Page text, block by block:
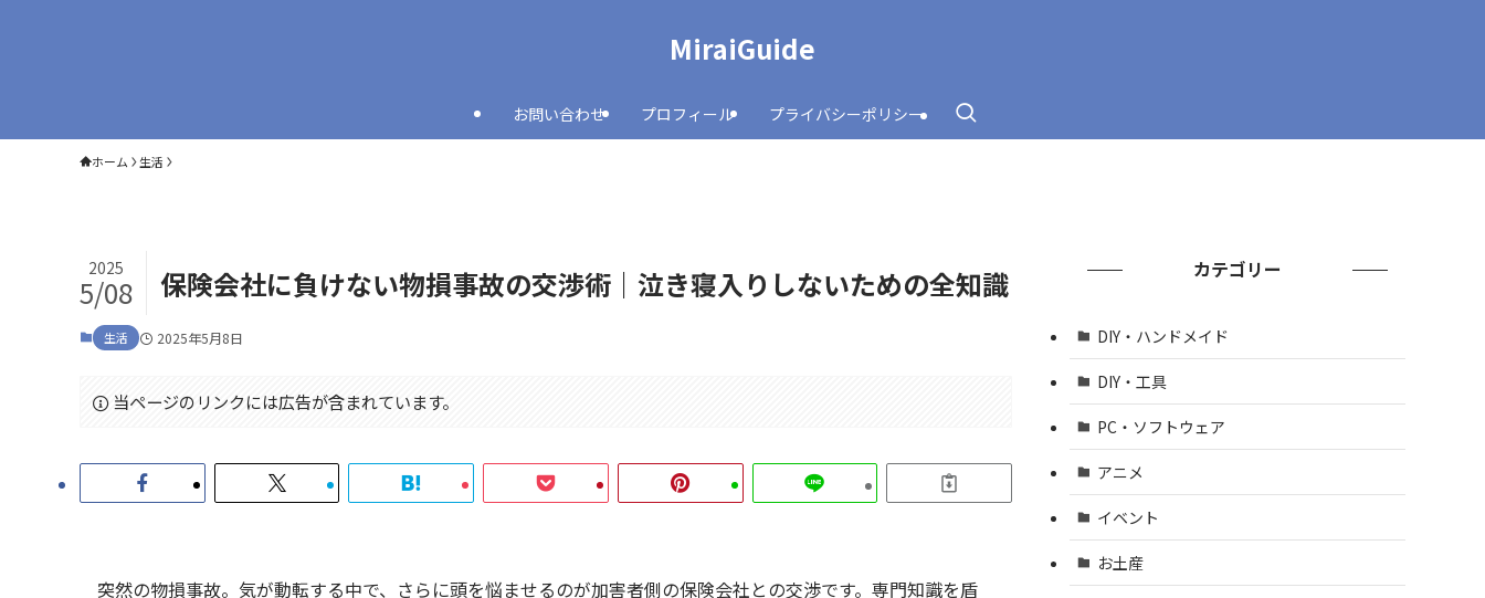
MiraiGuide
お問い合わせ プロフィール プライバシーポリシー
ホーム 生活
保険会社に負けない物損事故の交渉術｜泣き寝入りしないための全知識
2025
5/08
生活 2025年5月8日
当ページのリンクには広告が含まれています。
突然の物損事故。気が動転する中で、さらに頭を悩ませるのが加害者側の保険会社との交渉です。専門知識を盾
カテゴリー
DIY・ハンドメイド
DIY・工具
PC・ソフトウェア
アニメ
イベント
お土産